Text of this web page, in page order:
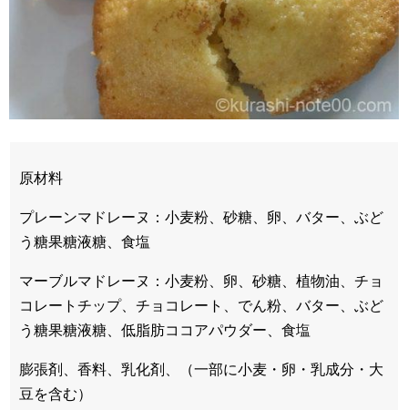
原材料
プレーンマドレーヌ：小麦粉、砂糖、卵、バター、ぶど
う糖果糖液糖、食塩
マーブルマドレーヌ：小麦粉、卵、砂糖、植物油、チョ
コレートチップ、チョコレート、でん粉、バター、ぶど
う糖果糖液糖、低脂肪ココアパウダー、食塩
膨張剤、香料、乳化剤、（一部に小麦・卵・乳成分・大
豆を含む）